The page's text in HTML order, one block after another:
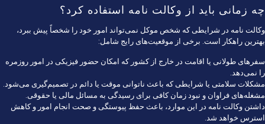
چه زمانی باید از وکالت نامه استفاده کرد؟
وکالت نامه در شرایطی که شخص موکل نمی‌تواند امور خود را شخصاً پیش ببرد،
بهترین راهکار است. برخی از موقعیت‌های رایج شامل:
سفرهای طولانی یا اقامت در خارج از کشور که امکان حضور فیزیکی در امور روزمره
را نمی‌دهد.
مشکلات سلامتی یا شرایطی که باعث ناتوانی موقت یا دائم در تصمیم‌گیری می‌شود.
مشغله‌های فراوان و نبود زمان کافی برای رسیدگی به مسائل مالی یا حقوقی.
داشتن وکالت نامه در این موارد، باعث حفظ پیوستگی و صحت انجام امور و کاهش
استرس خواهد شد.